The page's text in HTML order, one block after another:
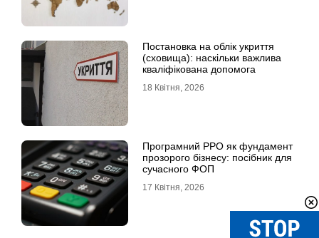
Постановка на облік укриття
(сховища): наскільки важлива
кваліфікована допомога
18 Квітня, 2026
Програмний РРО як фундамент
прозорого бізнесу: посібник для
сучасного ФОП
17 Квітня, 2026